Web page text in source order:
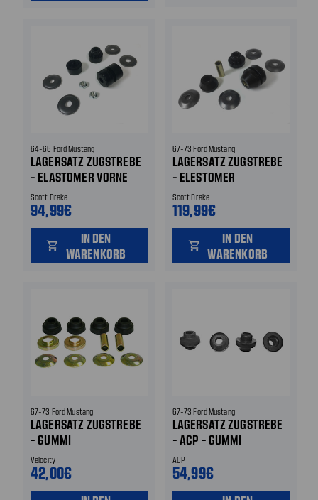
64-66 Ford Mustang
LAGERSATZ ZUGSTREBE
- ELASTOMER VORNE
Scott Drake
94,99€
shopping_cart
IN DEN
WARENKORB
67-73 Ford Mustang
LAGERSATZ ZUGSTREBE
- ELESTOMER
Scott Drake
119,99€
shopping_cart
IN DEN
WARENKORB
67-73 Ford Mustang
LAGERSATZ ZUGSTREBE
- GUMMI
Velocity
42,00€
67-73 Ford Mustang
LAGERSATZ ZUGSTREBE
- ACP - GUMMI
ACP
54,99€